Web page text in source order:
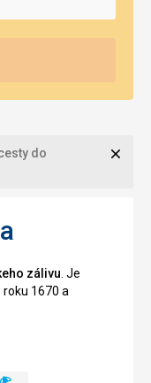
do
zálivu . Je
roku 1670 a